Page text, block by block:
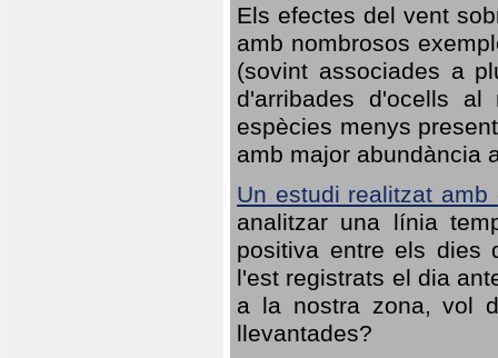
Els efectes del vent
amb nombrosos
(sovint associades a
d'arribades d'ocells
espècies menys
amb major abundància
Un estudi realitzat amb
analitzar una línia
positiva entre els dies
l'est registrats el dia
a la nostra zona, vol
llevantades?